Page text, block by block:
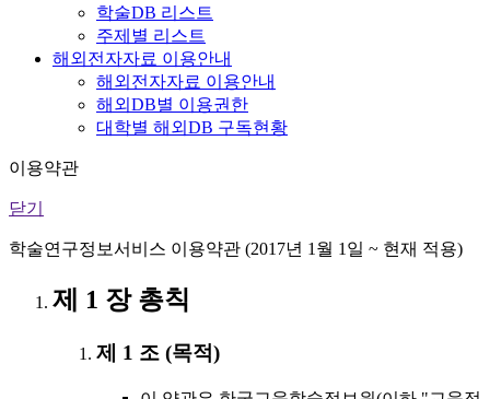
학술DB 리스트
주제별 리스트
해외전자자료 이용안내
해외전자자료 이용안내
해외DB별 이용권한
대학별 해외DB 구독현황
이용약관
닫기
학술연구정보서비스 이용약관 (2017년 1월 1일 ~ 현재 적용)
제 1 장 총칙
제 1 조 (목적)